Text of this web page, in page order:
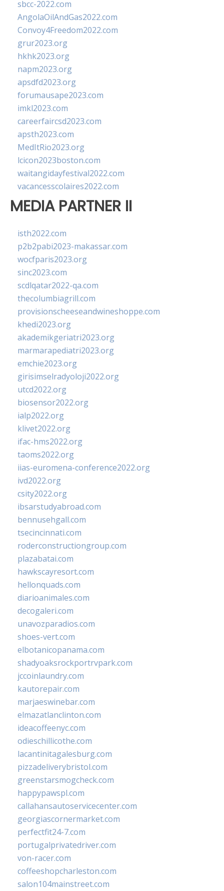
sbcc-2022.com
AngolaOilAndGas2022.com
Convoy4Freedom2022.com
grur2023.org
hkhk2023.org
napm2023.org
apsdfd2023.org
forumausape2023.com
imkl2023.com
careerfaircsd2023.com
apsth2023.com
MedItRio2023.org
lcicon2023boston.com
waitangidayfestival2022.com
vacancesscolaires2022.com
MEDIA PARTNER II
isth2022.com
p2b2pabi2023-makassar.com
wocfparis2023.org
sinc2023.com
scdlqatar2022-qa.com
thecolumbiagrill.com
provisionscheeseandwineshoppe.com
khedi2023.org
akademikgeriatri2023.org
marmarapediatri2023.org
emchie2023.org
girisimselradyoloji2022.org
utcd2022.org
biosensor2022.org
ialp2022.org
klivet2022.org
ifac-hms2022.org
taoms2022.org
iias-euromena-conference2022.org
ivd2022.org
csity2022.org
ibsarstudyabroad.com
bennusehgall.com
tsecincinnati.com
roderconstructiongroup.com
plazabatai.com
hawkscayresort.com
hellonquads.com
diarioanimales.com
decogaleri.com
unavozparadios.com
shoes-vert.com
elbotanicopanama.com
shadyoaksrockportrvpark.com
jccoinlaundry.com
kautorepair.com
marjaeswinebar.com
elmazatlanclinton.com
ideacoffeenyc.com
odieschillicothe.com
lacantinitagalesburg.com
pizzadeliverybristol.com
greenstarsmogcheck.com
happypawspl.com
callahansautoservicecenter.com
georgiascornermarket.com
perfectfit24-7.com
portugalprivatedriver.com
von-racer.com
coffeeshopcharleston.com
salon104mainstreet.com